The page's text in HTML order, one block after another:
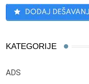
KATEGORIJE
ADS